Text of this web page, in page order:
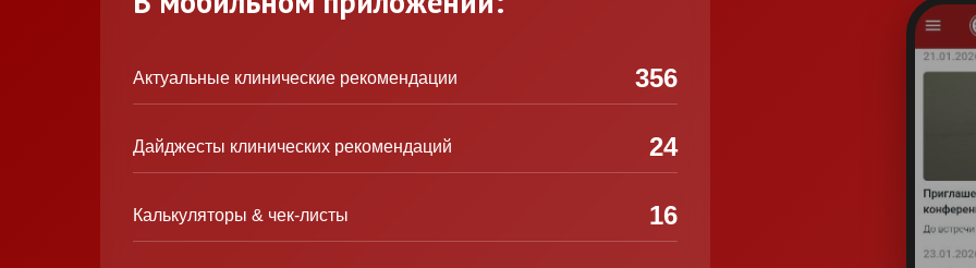
Актуальные клинические рекомендации 356
Дайджесты клинических рекомендаций 24
Калькуляторы & чек-листы 16